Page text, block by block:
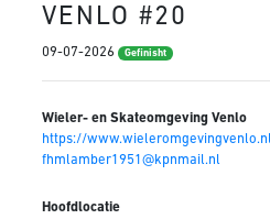
VENLO #20
09-07-2026 Gefinisht
Wieler- en Skateomgeving Venlo
https://www.wieleromgevingvenlo.nl
fhmlamber1951@kpnmail.nl
Hoofdlocatie